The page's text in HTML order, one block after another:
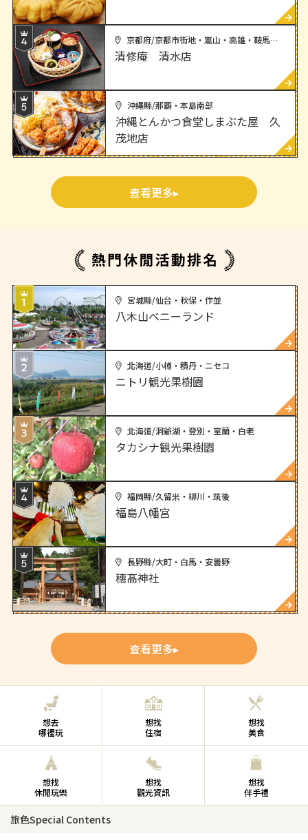
京都府/京都市街地・嵐山・高雄・鞍馬・大原・伏見
清修庵 清水店
沖繩縣/那覇・本島南部
沖縄とんかつ食堂しまぶた屋 久
茂地店
查看更多
宮城縣/仙台・秋保・作並
八木山ベニーランド
北海道/小樽・積丹・ニセコ
ニトリ観光果樹園
北海道/洞爺湖・登別・室蘭・白老
タカシナ観光果樹園
福岡縣/久留米・柳川・筑後
福島八幡宮
長野縣/大町・白馬・安曇野
穗髙神社
查看更多
想去
哪裡玩
想找
住宿
想找
美食
想找
休閒玩樂
想找
觀光資訊
想找
伴手禮
旅色Special Contents